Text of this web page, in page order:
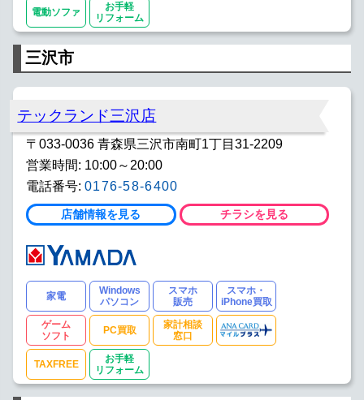
電動ソファ
お手軽
リフォーム
三沢市
テックランド三沢店
〒033-0036 青森県三沢市南町1丁目31-2209
営業時間: 10:00～20:00
電話番号: 0176-58-6400
店舗情報を見る チラシを見る
家電
Windows
パソコン
スマホ
販売
スマホ・
iPhone買取
ゲーム
ソフト
PC買取
家計相談
窓口
TAXFREE
お手軽
リフォーム